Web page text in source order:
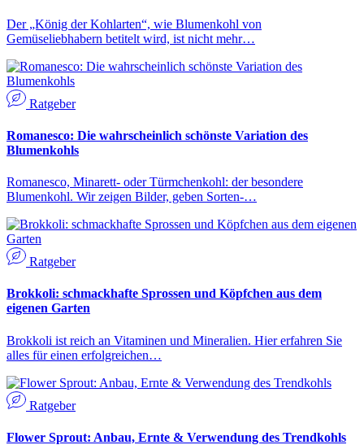
Der „König der Kohlarten“, wie Blumenkohl von
Gemüseliebhabern betitelt wird, ist nicht mehr…
Ratgeber
Romanesco: Die wahrscheinlich schönste Variation des
Blumenkohls
Romanesco, Minarett- oder Türmchenkohl: der besondere
Blumenkohl. Wir zeigen Bilder, geben Sorten-…
Ratgeber
Brokkoli: schmackhafte Sprossen und Köpfchen aus dem
eigenen Garten
Brokkoli ist reich an Vitaminen und Mineralien. Hier erfahren Sie
alles für einen erfolgreichen…
Ratgeber
Flower Sprout: Anbau, Ernte & Verwendung des Trendkohls